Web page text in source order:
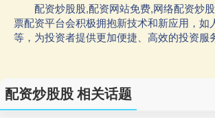
配资炒股股,配资网站免费,网络配资炒
票配资平台会积极拥抱新技术和新应用，如
等，为投资者提供更加便捷、高效的投资服
配资炒股股 相关话题